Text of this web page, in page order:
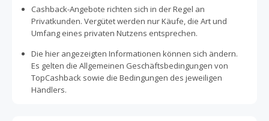
Cashback-Angebote richten sich in der Regel an
Privatkunden. Vergütet werden nur Käufe, die Art und
Umfang eines privaten Nutzens entsprechen.
Die hier angezeigten Informationen können sich ändern.
Es gelten die Allgemeinen Geschäftsbedingungen von
TopCashback sowie die Bedingungen des jeweiligen
Händlers.